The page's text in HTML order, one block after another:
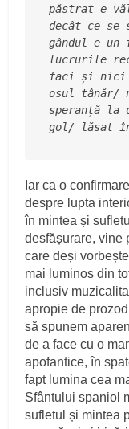
păstrat e
decât ce se
gândul e
lucrurile
faci și nici
osul tânăr/
speranță
gol/ lăsat
Iar ca o
despre lupta
în mintea și
desfășurare, vine
care deși
mai luminos din
inclusiv
apropie de
să spunem
de a face cu o
apofantice, în
fapt lumina cea
Sfântului spaniol
sufletul și mintea